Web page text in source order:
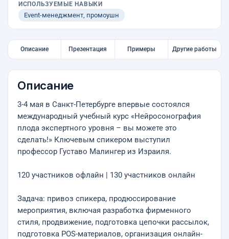
ИСПОЛЬЗУЕМЫЕ НАВЫКИ
Event-менеджмент, промоушн
Описание Презентация Примеры Другие работы
Описание
3-4 мая в Санкт-Петербурге впервые состоялся
международный учебный курс «Нейросонография
плода экспертного уровня – вы можете это
сделать!» Ключевым спикером выступил
профессор Густаво Малингер из Израиля.
120 участников офлайн | 130 участников онлайн
Задача: привоз спикера, продюссирование
мероприятия, включая разработка фирменного
стиля, продвижение, подготовка цепочки рассылок,
подготовка POS-материалов, организация онлайн-